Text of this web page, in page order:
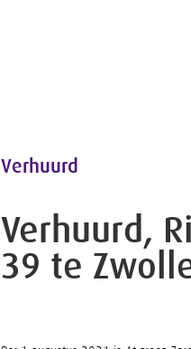
Verhuurd
Verhuurd,
39 te